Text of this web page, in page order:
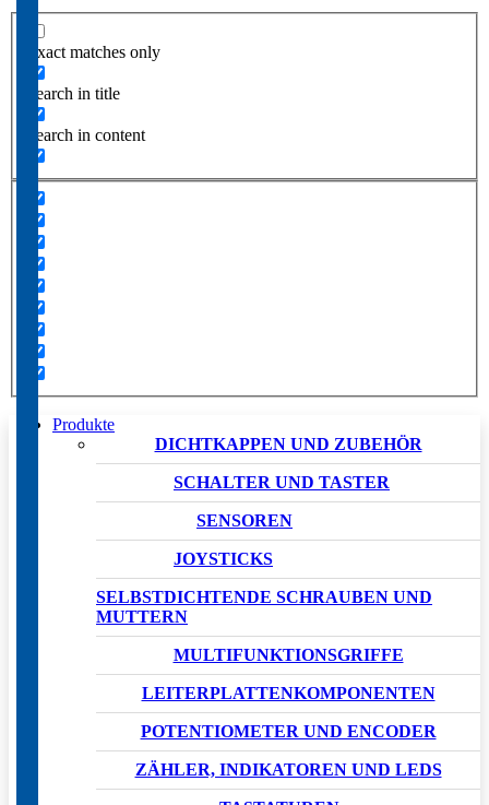
Exact matches only
Search in title
Search in content
Produkte
DICHTKAPPEN UND ZUBEHÖR
SCHALTER UND TASTER
SENSOREN
JOYSTICKS
SELBSTDICHTENDE SCHRAUBEN UND
MUTTERN
MULTIFUNKTIONSGRIFFE
LEITERPLATTENKOMPONENTEN
POTENTIOMETER UND ENCODER
ZÄHLER, INDIKATOREN UND LEDS